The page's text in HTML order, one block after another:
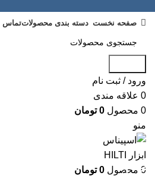
صفحه نخست دسته بندی محصولاتتماس
ورود / ثبت نام
0 علاقه مندی
0 محصول 0 تومان
منو
0 محصول 0 تومان
گرانیت بر هیلتی